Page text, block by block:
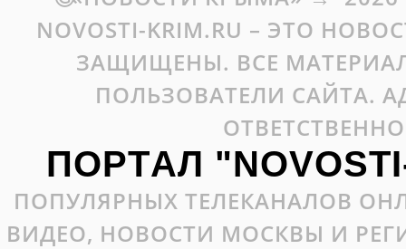
NOVOSTI-KRIM.RU – ЭТО
ЗАЩИЩЕНЫ. ВСЕ
ПОЛЬЗОВАТЕЛИ САЙТА.
ПОРТАЛ
ПОПУЛЯРНЫХ ТЕЛЕКАНАЛОВ
ВИДЕО, НОВОСТИ МОСКВЫ И